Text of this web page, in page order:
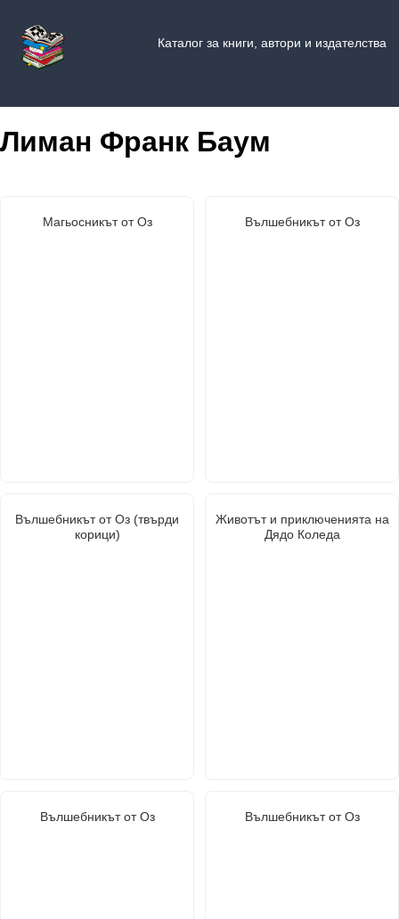
Каталог за книги, автори и издателства
Лиман Франк Баум
Магьосникът от Оз Вълшебникът от Оз
Вълшебникът от Оз (твърди
корици)
Животът и приключенията на
Дядо Коледа
Вълшебникът от Оз Вълшебникът от Оз